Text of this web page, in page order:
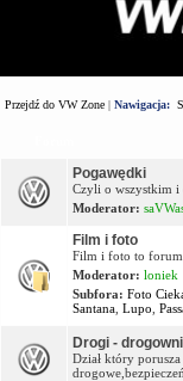
Przejdź do VW Zone | Nawigacja:
Pogawędki
Czyli o wszystkim i
Moderator:
Film i foto
Film i foto to
Moderator: loniek
Subfora: Foto
Santana Lupo
Drogi -
Dział który